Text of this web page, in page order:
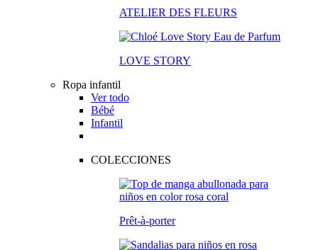
ATELIER DES FLEURS
LOVE STORY
Ropa infantil
Ver todo
Bébé
Infantil
COLECCIONES
Prêt-à-porter